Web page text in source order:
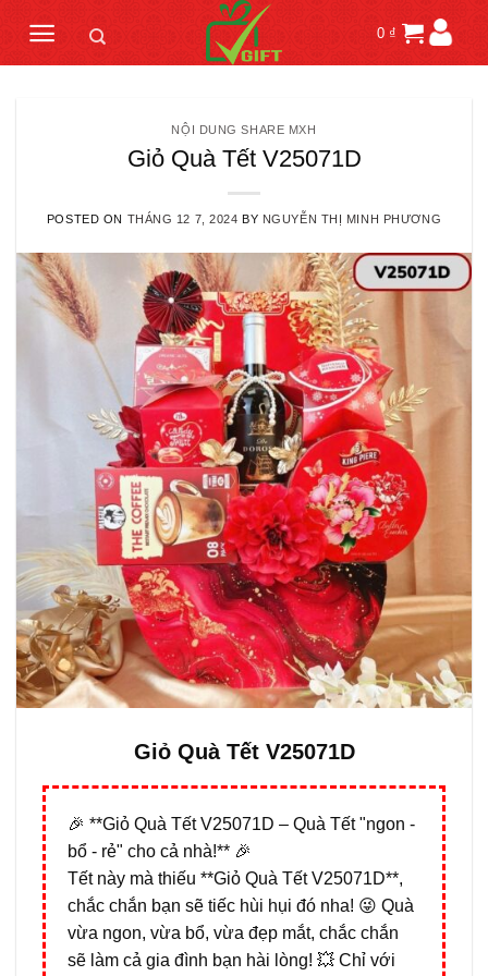
content
0 ₫
NỘI DUNG SHARE MXH
Giỏ Quà Tết V25071D
POSTED ON THÁNG 12 7, 2024 BY NGUYỄN THỊ MINH PHƯƠNG
Giỏ Quà Tết V25071D
🎉 **Giỏ Quà Tết V25071D – Quà Tết "ngon -
bổ - rẻ" cho cả nhà!** 🎉
Tết này mà thiếu **Giỏ Quà Tết V25071D**,
chắc chắn bạn sẽ tiếc hùi hụi đó nha! 😜 Quà
vừa ngon, vừa bổ, vừa đẹp mắt, chắc chắn
sẽ làm cả gia đình bạn hài lòng! 💥 Chỉ với